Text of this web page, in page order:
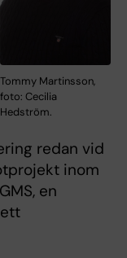
Tommy Martinsson,
foto: Cecilia
Hedström.
redan vid
inom
en